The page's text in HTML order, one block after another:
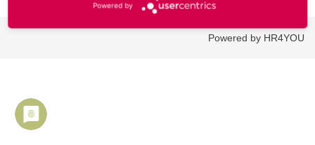
Powered by HR4YOU
Powered by